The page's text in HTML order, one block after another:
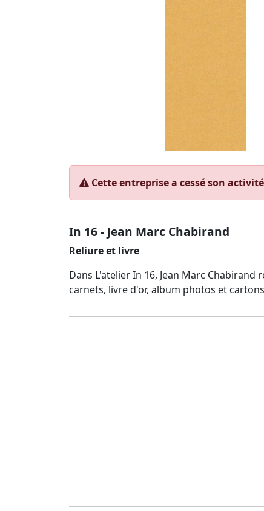
Cette entreprise a cessé son
In 16 - Jean Marc Chabirand
Reliure et livre
Dans L'atelier In 16, Jean Marc
carnets, livre d'or, album photos et